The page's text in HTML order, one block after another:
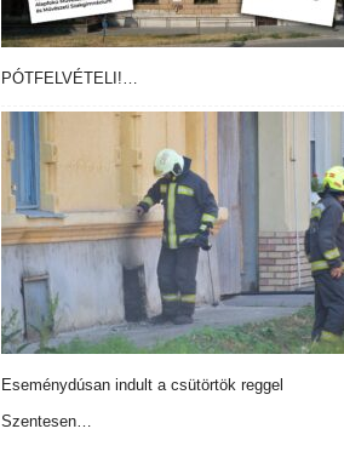
PÓTFELVÉTELI!…
Eseménydúsan indult a csütörtök reggel
Szentesen…